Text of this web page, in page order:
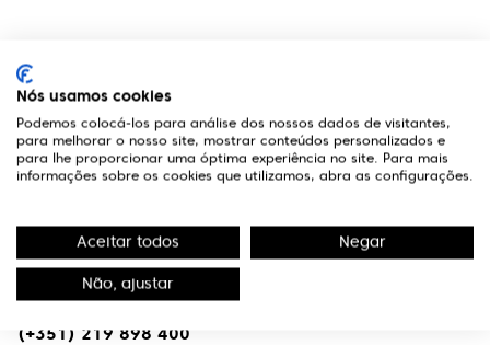
Formato
Quadrado
Genero
A Optivisão
Links Úteis
Edifício Premium
R. Miguel Serrano, nº 9 - 3º Miraflores,
1495-173 Algés
(+351) 219 898 400
Nós usamos cookies
Podemos colocá-los para análise dos nossos dados de visitantes,
para melhorar o nosso site, mostrar conteúdos personalizados e
para lhe proporcionar uma óptima experiência no site. Para mais
informações sobre os cookies que utilizamos, abra as configurações.
Aceitar todos Negar
Não, ajustar